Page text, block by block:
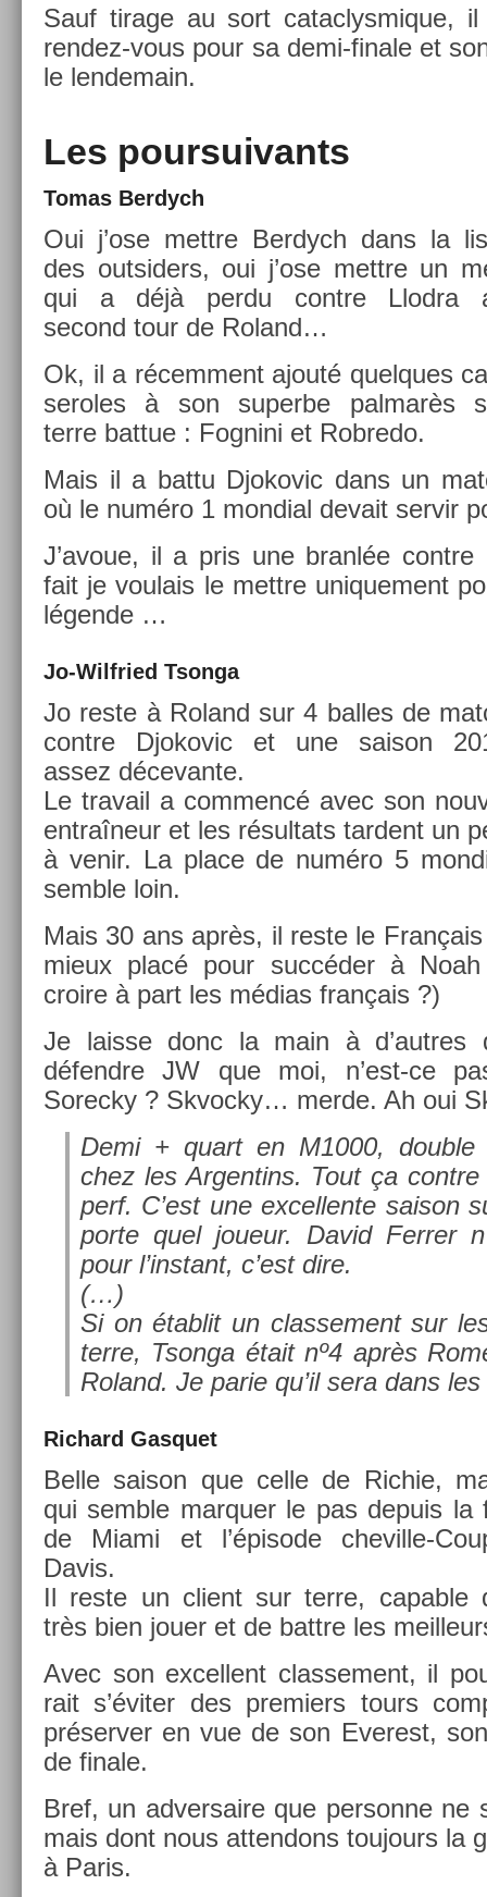
Sauf tirage au sort cat­ac­lysmique,
rendez-vous pour sa demi-finale et
le len­demain.
Les pour­suivants
Tomas Be­rdych
Oui j’ose mettre Be­rdych dans la
des out­sid­ers, oui j’ose mettre un
qui a déjà perdu con­tre Llod­ra
second tour de Roland…
Ok, il a récem­ment ajouté quel­ques
seroles à son super­be pal­marès
terre bat­tue : Fog­nini et Rob­redo.
Mais il a battu Djokovic dans un
où le numéro 1 mon­di­al de­vait ser­vir
J’avoue, il a pris une branlée
fait je voulais le mettre uni­que­ment
légende …
Jo-Wilfried Tson­ga
Jo reste à Roland sur 4 bal­les de
con­tre Djokovic et une saison
assez décevan­te.
Le travail a com­mencé avec son
entraîneur et les résul­tats tar­dent un
à venir. La place de numéro 5
semble loin.
Mais 30 ans après, il reste le
mieux placé pour succéder à
croire à part les médias français ?)
Je lais­se donc la main à d’aut­res
défendre JW que moi, n’est-ce
Sorec­ky ? Skvoc­ky… merde. Ah oui
Demi + quart en M1000,
chez les Ar­gentins. Tout ça
perf. C’est une ex­cel­lente saison
porte quel joueur. David Ferr­er
pour l’instant, c’est dire.
(…)
Si on étab­lit un clas­se­ment sur
terre, Tson­ga était nº4 après
Roland. Je parie qu’il sera dans
Ric­hard Gas­quet
Belle saison que celle de Ric­hie,
qui semble mar­qu­er le pas de­puis la
de Miami et l’épisode cheville-
Davis.
Il reste un client sur terre, cap­able
très bien jouer et de battre les
Avec son ex­cel­lent clas­se­ment, il
rait s’éviter des pre­mi­ers tours
préserv­er en vue de son Ever­est,
de fin­ale.
Bref, un ad­versaire que per­son­ne ne
mais dont nous at­tendons toujours la
à Paris.